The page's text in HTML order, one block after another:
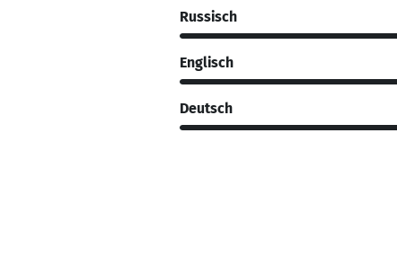
Russisch
Englisch
Deutsch